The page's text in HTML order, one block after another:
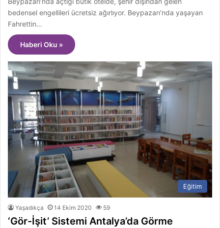
bedensel engellileri ücretsiz ağırlıyor. Beypazarı’nda yaşayan
Fahrettin…
Haberi Oku »
Eğitim
Yaşadıkça 14 Ekim 2020 59
‘Gör-İşit’ Sistemi Antalya’da Görme